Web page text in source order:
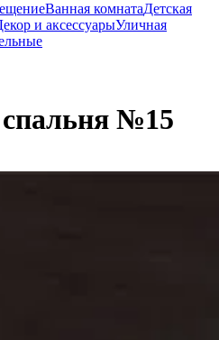
Ванная комнатаДетская
и аксессуарыУличная
№15